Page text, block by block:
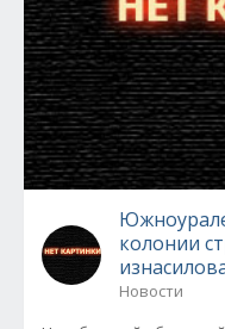
колонии
Новости